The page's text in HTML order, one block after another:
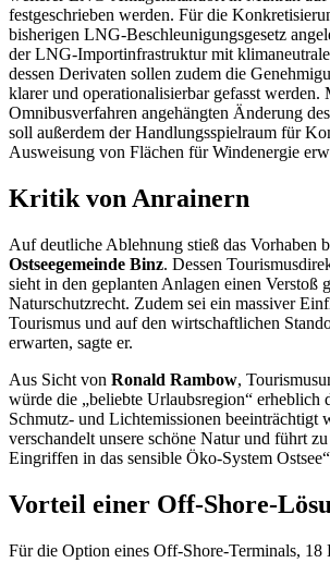
festgeschrieben werden. Für die
bisherigen LNG-Beschleunigungsgesetz
derLNG-Importinfrastruktur mit
dessen Derivaten sollen zudem die
klarer und operationalisierbar gefasst werden.
Omnibusverfahren angehängten Änderung
soll außerdem der Handlungsspielraum für
Ausweisung von Flächen für Windenergie
Kritik von Anrainern
Auf deutliche Ablehnung stieß das Vorhaben
Ostseegemeinde Binz. Dessen
sieht in den geplanten Anlagen einen Verstoß
Naturschutzrecht. Zudem sei ein massiver
Tourismus und auf den wirtschaftlichen
erwarten, sagte er.
Aus Sicht von Ronald Rambow,
würde die „beliebte Urlaubsregion“ erheblich
Schmutz- und Lichtemissionen beeinträchtigt
verschandelt unsere schöne Natur und führt
Eingriffen in das sensible Öko-System
Vorteil einer Off-Shore-
Für die Option eines Off-Shore-Terminals, 18